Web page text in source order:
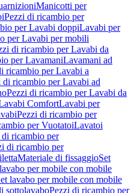
Manicotti per
Pezzi di ricambio per
per Lavabi doppiLavabi per
per Lavabi per mobili
di ricambio per Lavabi da
per LavamaniLavamani ad
ricambio per Lavabi a
di ricambio per Lavabi ad
Pezzi di ricambio per Lavabi da
ComfortLavabi per
Pezzi di ricambio per
per VuotatoiLavatoi
di ricambio per
di ricambio per
Materiale di fissaggioSet
per mobile con mobile
lavabo per mobile con mobile
sottolavaboPezzi di ricambio per